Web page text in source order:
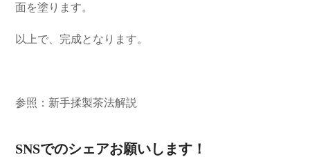
面を塗ります。
以上で、完成となります。
参照：新手揉製茶法解説
SNSでのシェアお願いします！